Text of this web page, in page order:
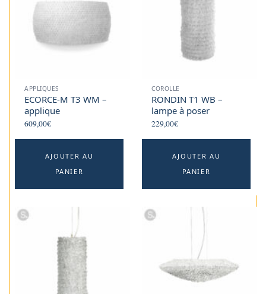
APPLIQUES
ECORCE-M T3 WM –
applique
609,00€
AJOUTER AU
PANIER
COROLLE
RONDIN T1 WB –
lampe à poser
229,00€
AJOUTER AU
PANIER